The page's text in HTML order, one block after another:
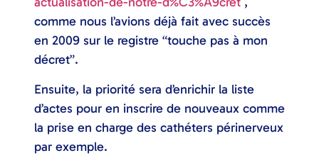
comme nous l’avions déjà fait avec succès
en 2009 sur le registre “touche pas à mon
décret”.
Ensuite, la priorité sera d’enrichir la liste
d’actes pour en inscrire de nouveaux comme
la prise en charge des cathéters périnerveux
par exemple.